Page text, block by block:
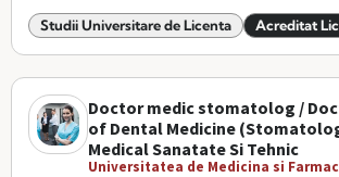
Studii Universitare de Licenta Acreditat
Doctor medic stomatolog /
of Dental Medicine
Medical Sanatate Si Tehnic
Universitatea de Medicina si